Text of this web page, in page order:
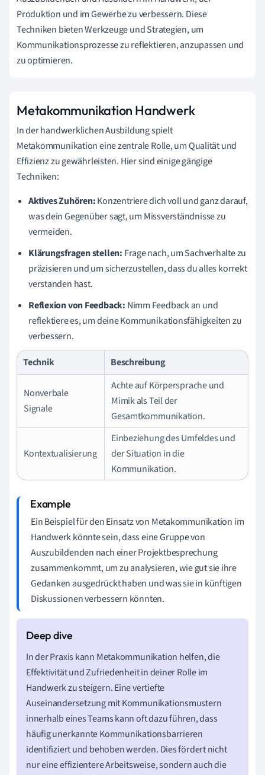
Produktion und im Gewerbe zu verbessern. Diese
Techniken bieten Werkzeuge und Strategien, um
Kommunikationsprozesse zu reflektieren, anzupassen und
zu optimieren.
Metakommunikation Handwerk
In der handwerklichen Ausbildung spielt
Metakommunikation eine zentrale Rolle, um Qualität und
Effizienz zu gewährleisten. Hier sind einige gängige
Techniken:
Aktives Zuhören:Konzentriere dich voll und ganz darauf,
was dein Gegenüber sagt, um Missverständnisse zu
vermeiden.
Klärungsfragen stellen: Frage nach, um Sachverhalte zu
präzisieren und um sicherzustellen, dass du alles korrekt
verstanden hast.
Reflexion von Feedback: Nimm Feedback an und
reflektiere es, um deine Kommunikationsfähigkeiten zu
verbessern.
Technik
Beschreibung
Nonverbale
Signale
Achte auf Körpersprache und
Mimik als Teil der
Gesamtkommunikation.
Kontextualisierung
Einbeziehung des Umfeldes und
der Situation in die
Kommunikation.
Ein Beispiel für den Einsatz von Metakommunikation im
Handwerk könnte sein, dass eine Gruppe von
Auszubildenden nach einer Projektbesprechung
zusammenkommt, um zu analysieren, wie gut sie ihre
Gedanken ausgedrückt haben und was sie in künftigen
Diskussionen verbessern könnten.
In der Praxis kann Metakommunikation helfen, die
Effektivität und Zufriedenheit in deiner Rolle im
Handwerk zu steigern. Eine vertiefte
Auseinandersetzung mit Kommunikationsmustern
innerhalb eines Teams kann oft dazu führen, dass
häufig unerkannte Kommunikationsbarrieren
identifiziert und behoben werden. Dies fördert nicht
nur eine effizientere Arbeitsweise, sondern auch die